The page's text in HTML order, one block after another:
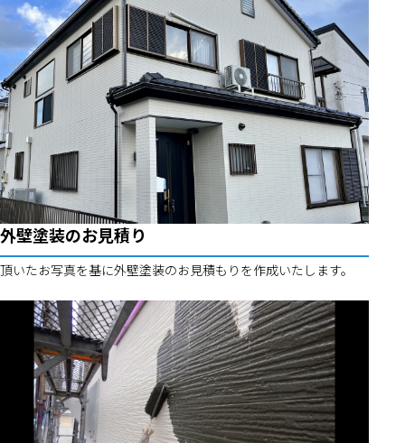
外壁塗装のお見積り
頂いたお写真を基に外壁塗装のお見積もりを作成いたします。